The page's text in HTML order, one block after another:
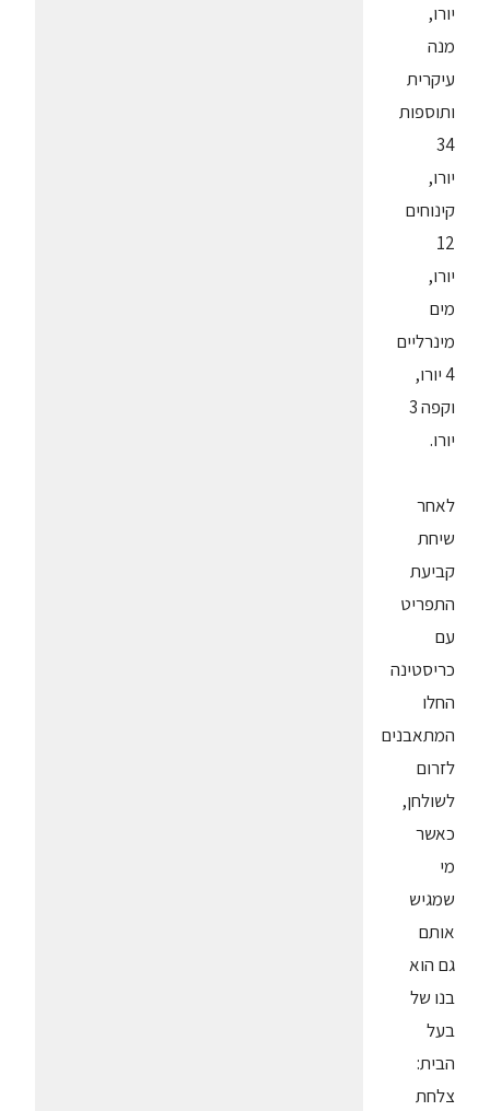
יורו,
מנה
עיקרית
ותוספות
34
יורו,
קינוחים
12
יורו,
מים
מינרליים
4 יורו,
וקפה 3
יורו.
לאחר
שיחת
קביעת
התפריט
עם
כריסטינה
החלו
המתאבנים
לזרום
לשולחן,
כאשר
מי
שמגיש
אותם
גם הוא
בנו של
בעל
הבית:
צלחת